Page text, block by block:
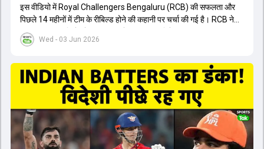
Wed - 03 Jun 2026
इस वीडियो में Royal Challengers Bengaluru (RCB) की सफलता और
पिछले 14 महीनों में टीम के रीबिल्ड होने की कहानी पर चर्चा की गई है। RCB ने
अपनी पुरानी गलतियों को स्वीकार करते हुए एक नया रिसेट बटन दबाया। टीम
मैनेजमेंट में Mo Bobat, Andy Flower, Dinesh Karthik और एनालिस्ट
के तहत Bhuvneshwar Kumar, Krunal Pandya और Rasikh Salam
जैसे भारतीय खिलाड़ियों को टीम में शामिल किया गया, जिन्होंने शानदार प्रदर्शन
किया। इसके अलावा, Virat Kohli की भूमिका में भी बदलाव देखा गया, जहां वह
अब टीम के युवा खिलाड़ियों के साथ ज्यादा जुड़े हुए नजर आते हैं। कप्तान Rajat
Patidar के नेतृत्व में टीम का कम्युनिकेशन बहुत स्पष्ट रहा है। एनालिस्ट से लेकर
मैनेजमेंट तक, सभी एक ही पेज पर रहते हैं, जिससे मैदान पर कोई कंफ्यूजन नहीं
होता। यही कारण है कि RCB ने लगातार सफलता हासिल की है।